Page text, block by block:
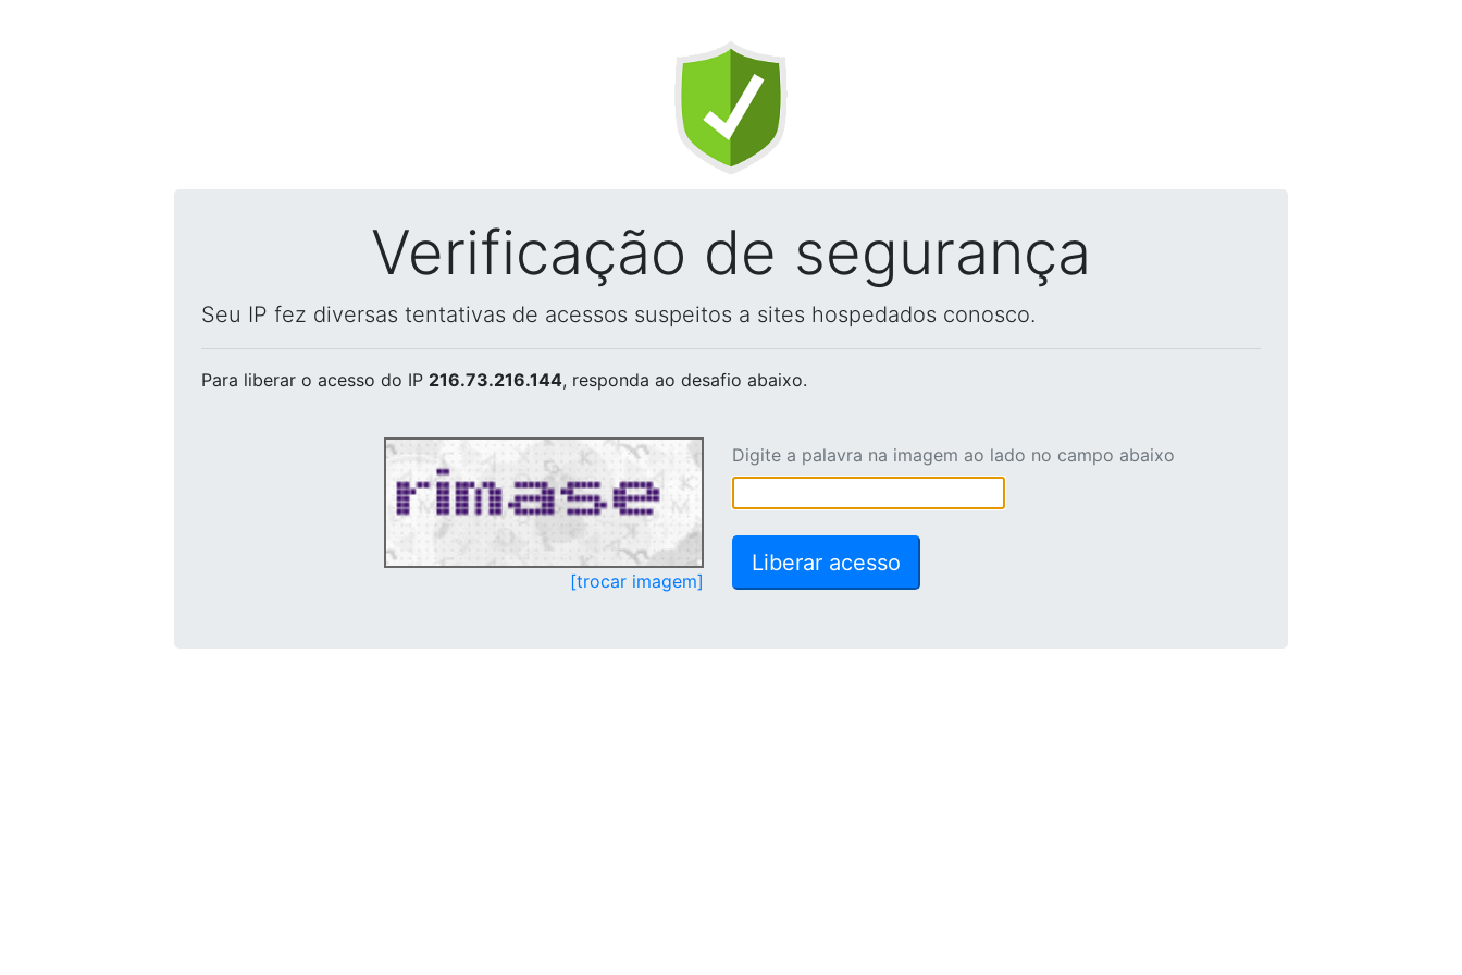
Verificação de segurança
Seu IP fez diversas tentativas de acessos suspeitos a sites hospedados conosco.
Para liberar o acesso do IP 216.73.216.144, responda ao desafio abaixo.
[trocar imagem]
Digite a palavra na imagem ao lado no campo abaixo